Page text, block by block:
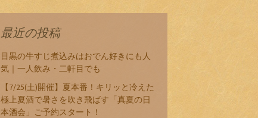
最近の投稿
目黒の牛すじ煮込みはおでん好きにも人
気｜一人飲み・二軒目でも
【7/25(土)開催】夏本番！キリッと冷えた
極上夏酒で暑さを吹き飛ばす「真夏の日
本酒会」ご予約スタート！